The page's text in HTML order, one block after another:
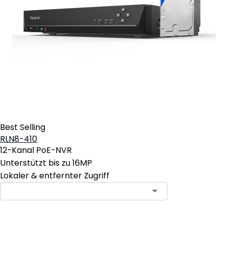
Best Selling
RLN8-410
12-Kanal PoE-NVR
Unterstützt bis zu 16MP
Lokaler & entfernter Zugriff